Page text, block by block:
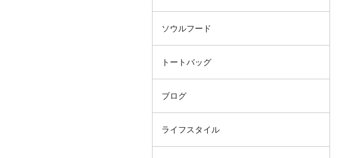
ソウルフード
トートバッグ
ブログ
ライフスタイル